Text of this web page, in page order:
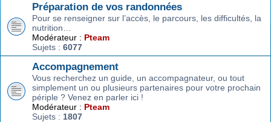
Préparation de vos randonnées
Pour se renseigner sur l’accès, le parcours, les difficultés, la
nutrition…
Modérateur : Pteam
Sujets : 6077
Accompagnement
Vous recherchez un guide, un accompagnateur, ou tout
simplement un ou plusieurs partenaires pour votre prochain
périple ? Venez en parler ici !
Modérateur : Pteam
Sujets : 1807